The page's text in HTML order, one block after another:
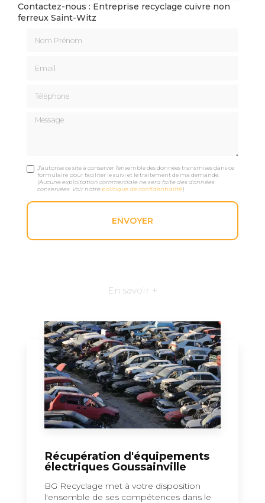
Contactez-nous : Entreprise recyclage cuivre non
ferreux Saint-Witz
Message
J'autorise ce site à conserver l'ensemble des données transmises dans ce
formulaire pour faciliter le suivi et le traitement de ma demande.
(Aucune exploitation commerciale ne sera faite des données
conservées. Voir notrepolitique de confidentialité)
En savoir +
Récupération d'équipements
électriques Goussainville
BG Recyclage met à votre disposition
l'ensemble de ses compétences dans le